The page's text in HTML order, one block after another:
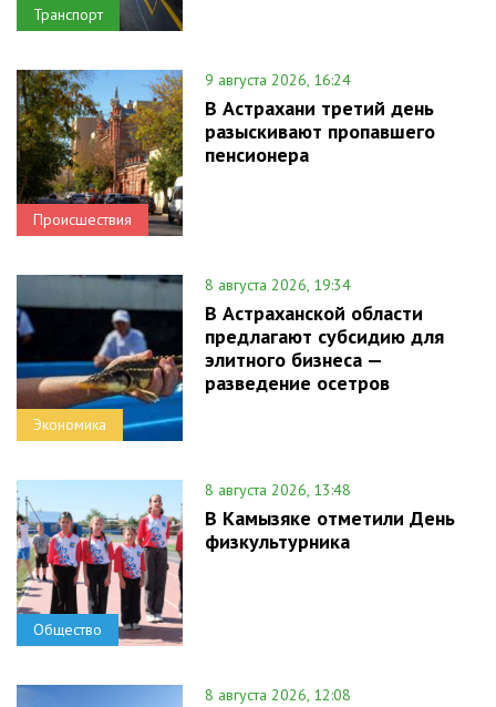
Транспорт
Происшествия
9 августа 2026, 16:24
В Астрахани третий день
разыскивают пропавшего
пенсионера
Экономика
8 августа 2026, 19:34
В Астраханской области
предлагают субсидию для
элитного бизнеса —
разведение осетров
Общество
8 августа 2026, 13:48
В Камызяке отметили День
физкультурника
8 августа 2026, 12:08